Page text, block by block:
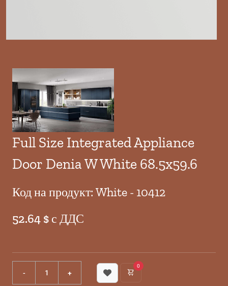
Full Size Integrated Appliance
Door Denia W White 68.5x59.6
Код на продукт: White - 10412
52.64 $ с ДДС
0